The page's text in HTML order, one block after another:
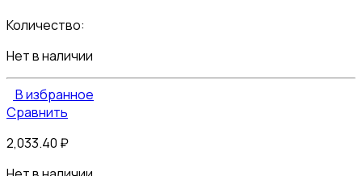
Количество:
Нет в наличии
В избранное
Сравнить
2,033.40 ₽